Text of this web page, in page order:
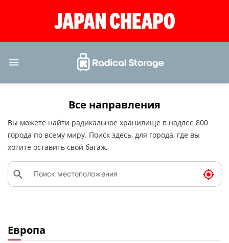
Все направления
Вы можете найти радикальное хранилище в надлее 800
города по всему миру. Поиск здесь, для города, где вы
хотите оставить свой багаж.
Европа